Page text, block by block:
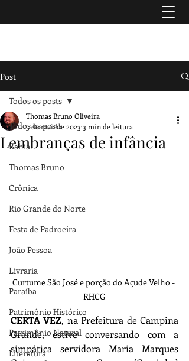
Post
Todos os posts
Bahia
Thomas Bruno
Crônica
Rio Grande do Norte
Festa de Padroeira
João Pessoa
Livraria
Paraíba
Patrimônio Histórico
Patrimônio Natural
Literatura
Todos os posts
Lembranças de infância
Thomas Bruno Oliveira
5 de mai. de 2023 3 min de leitura
Curtume São José e porção do Açude Velho -
RHCG
CERTA VEZ, na Prefeitura de Campina
Grande, estive conversando com a
simpática servidora Maria Marques